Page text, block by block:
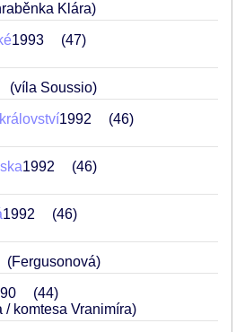
Klára)
1993
47
(víla Soussio)
1992
46
1992
46
1992
46
(Fergusonová)
44
/ komtesa Vranimíra)